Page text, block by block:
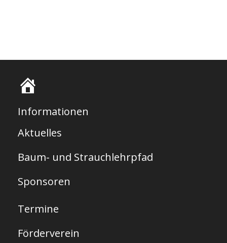
r
t
s
i
t
Informationen
Aktuelles
Baum- und Strauchlehrpfad
Sponsoren
Termine
Förderverein